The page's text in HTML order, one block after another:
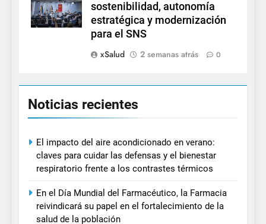
sostenibilidad, autonomía
estratégica y modernización
para el SNS
xSalud
2 semanas atrás 0
Noticias recientes
El impacto del aire acondicionado en verano:
claves para cuidar las defensas y el bienestar
respiratorio frente a los contrastes térmicos
En el Día Mundial del Farmacéutico, la Farmacia
reivindicará su papel en el fortalecimiento de la
salud de la población